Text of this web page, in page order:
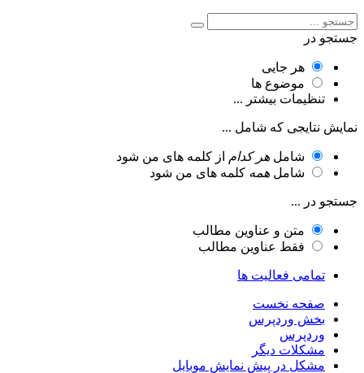
جستجو در
هر جایی
موضوع ها
تنظیمات بیشتر ...
نمایش نتایجی که شامل ...
شامل هر کدام از کلمه های من شود
شامل همه کلمه های من شود
جستجو در ...
متن و عناوین مطالب
فقط عناوین مطالب
تمامی فعالیت ها
صفحه نخست
بخش وردپرس
وردپرس
مشکلات دیگر
مشکل در پیش نمایش موبایل